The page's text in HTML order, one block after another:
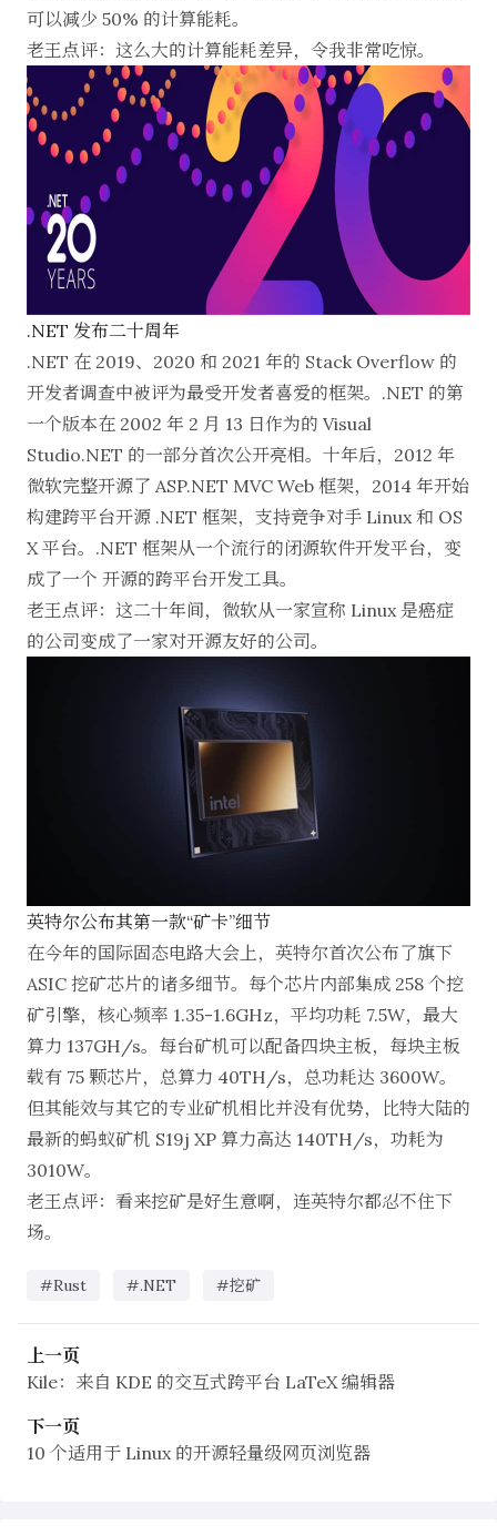
可以减少 50% 的计算能耗。
老王点评：这么大的计算能耗差异，令我非常吃惊。
.NET 发布二十周年
.NET 在 2019、2020 和 2021 年的 Stack Overflow 的
开发者调查中被评为最受开发者喜爱的框架。.NET 的第
一个版本在 2002 年 2 月 13 日作为的 Visual
Studio.NET 的一部分首次公开亮相。十年后，2012 年
微软完整开源了 ASP.NET MVC Web 框架，2014 年开始
构建跨平台开源 .NET 框架，支持竞争对手 Linux 和 OS
X 平台。.NET 框架从一个流行的闭源软件开发平台，变
成了一个 开源的跨平台开发工具。
老王点评：这二十年间，微软从一家宣称 Linux 是癌症
的公司变成了一家对开源友好的公司。
英特尔公布其第一款“矿卡”细节
在今年的国际固态电路大会上，英特尔首次公布了旗下
ASIC 挖矿芯片的诸多细节。每个芯片内部集成 258 个挖
矿引擎，核心频率 1.35-1.6GHz，平均功耗 7.5W，最大
算力 137GH/s。每台矿机可以配备四块主板，每块主板
载有 75 颗芯片，总算力 40TH/s，总功耗达 3600W。
但其能效与其它的专业矿机相比并没有优势，比特大陆的
最新的蚂蚁矿机 S19j XP 算力高达 140TH/s，功耗为
3010W。
老王点评：看来挖矿是好生意啊，连英特尔都忍不住下
场。
#Rust #.NET #挖矿
上一页
Kile：来自 KDE 的交互式跨平台 LaTeX 编辑器
下一页
10 个适用于 Linux 的开源轻量级网页浏览器